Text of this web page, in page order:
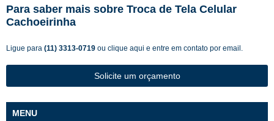
Para saber mais sobre Troca de Tela Celular
Cachoeirinha
Ligue para (11) 3313-0719 ou clique aqui e entre em contato por email.
Solicite um orçamento
MENU